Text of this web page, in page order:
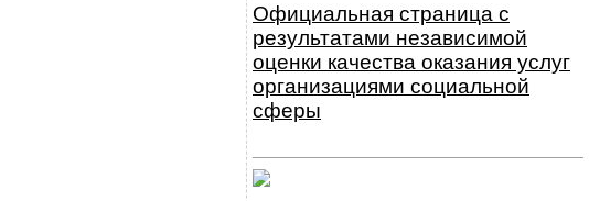
Официальная страница с
результатами независимой
оценки качества оказания услуг
организациями социальной
сферы